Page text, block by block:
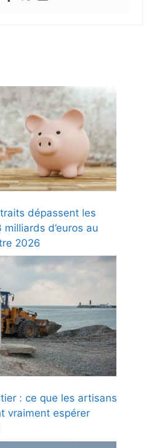
dépassent les
d’euros au
2026
: ce que les artisans
vraiment espérer